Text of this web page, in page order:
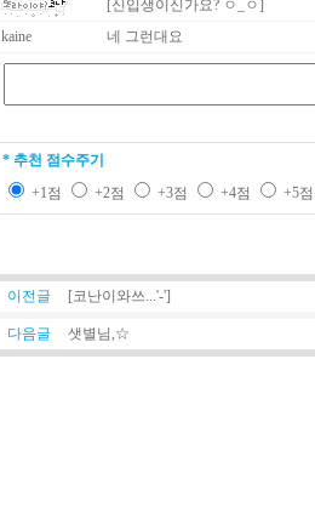
[신입생이신가요? ㅇ_ㅇ]
kaine
네 그런대요
* 추천 점수주기
+1점
+2점 +3점 +4점 +5
이전글 [코난이와쓰...'-']
다음글 샛별님,☆